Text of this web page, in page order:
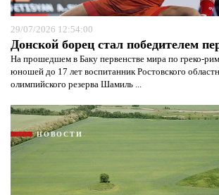
29/07/2026 12:54:00
Донской борец стал победителем
На прошедшем в Баку первенстве мира по греко-
юношей до 17 лет воспитанник Ростовского
олимпийского резерва Шамиль ...
НОВОСТИ